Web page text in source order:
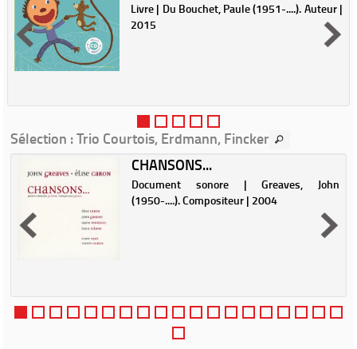
Livre | Du Bouchet, Paule (1951-....). Auteur |
2015
Sélection : Trio Courtois, Erdmann, Fincker
CHANSONS...
Document sonore | Greaves, John
(1950-....). Compositeur | 2004